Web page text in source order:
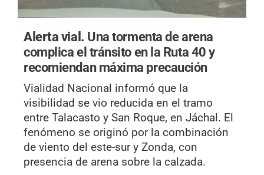
Alerta vial. Una tormenta de arena
complica el tránsito en la Ruta 40 y
recomiendan máxima precaución
Vialidad Nacional informó que la
visibilidad se vio reducida en el tramo
entre Talacasto y San Roque, en Jáchal. El
fenómeno se originó por la combinación
de viento del este-sur y Zonda, con
presencia de arena sobre la calzada.